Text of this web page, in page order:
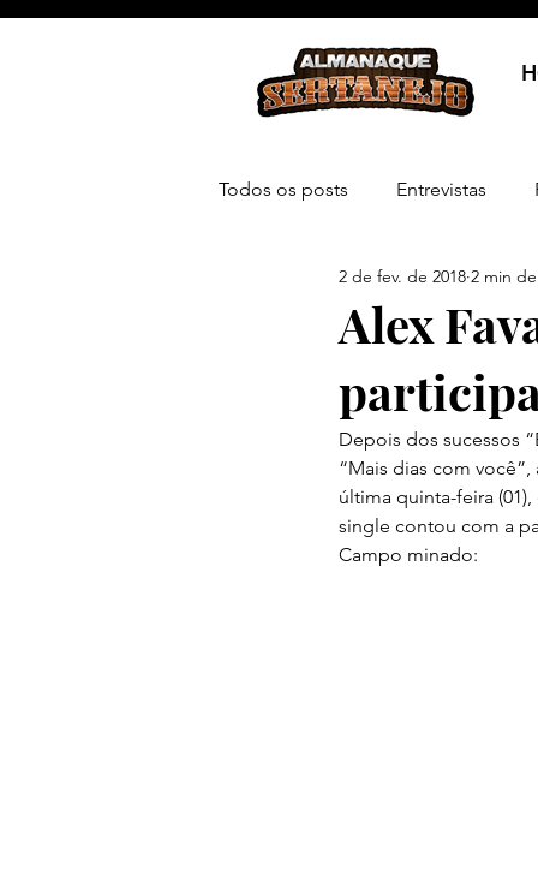
Todos os posts Entrevistas
Alex
2 de fev. de 2018 2 min
Depois dos sucessos
“Mais dias com
última quinta-feira
single contou com a
Campo minado: